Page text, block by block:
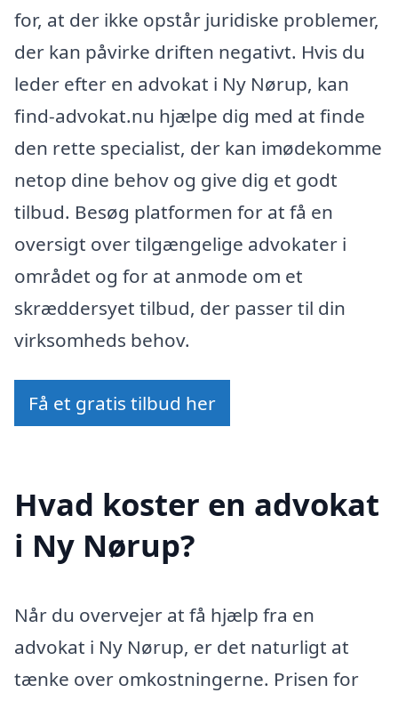
for, at der ikke opstår juridiske problemer,
der kan påvirke driften negativt. Hvis du
leder efter en advokat i Ny Nørup, kan
find-advokat.nu hjælpe dig med at finde
den rette specialist, der kan imødekomme
netop dine behov og give dig et godt
tilbud. Besøg platformen for at få en
oversigt over tilgængelige advokater i
området og for at anmode om et
skræddersyet tilbud, der passer til din
virksomheds behov.
Få et gratis tilbud her
Hvad koster en advokat
i Ny Nørup?
Når du overvejer at få hjælp fra en
advokat i Ny Nørup, er det naturligt at
tænke over omkostningerne. Prisen for